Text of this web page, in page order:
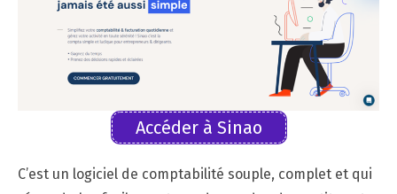
Accéder à Sinao
C’est un logiciel de comptabilité souple, complet et qui